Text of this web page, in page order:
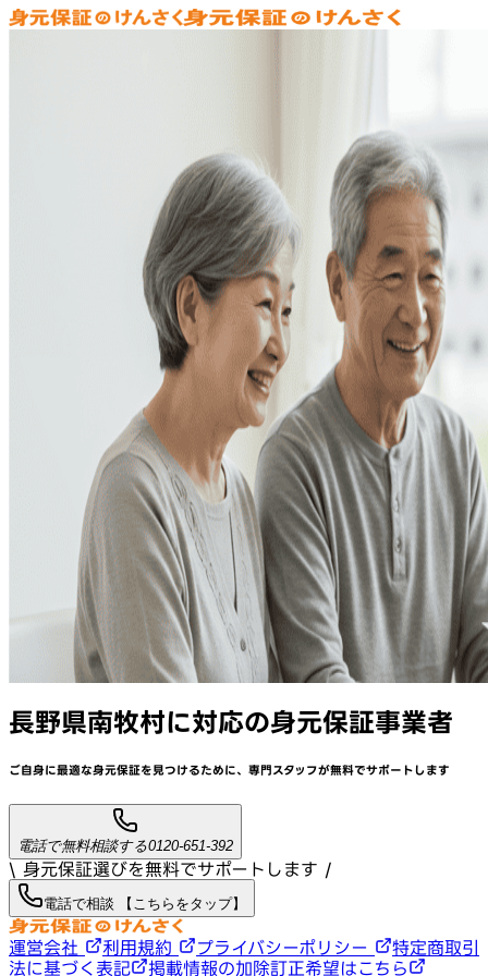
長野県南牧村に対応の身元保証事業者
ご自身に最適な身元保証を見つけるために、 専門スタッフが無料でサポートします
電話で無料相談する0120-651-392
\ 身元保証選びを無料でサポートします /
電話で相談 【こちらをタップ】
運営会社 利用規約 プライバシーポリシー
特定商取引
法に基づく表記
掲載情報の加除訂正希望はこちら